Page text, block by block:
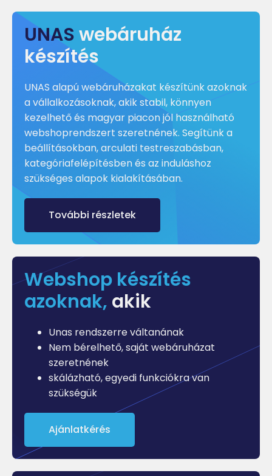
UNASwebáruház
készítés
UNAS alapú webáruházakat készítünk azoknak
a vállalkozásoknak, akik stabil, könnyen
kezelhető és magyar piacon jól használható
webshoprendszert szeretnének. Segítünk a
beállításokban, arculati testreszabásban,
kategóriafelépítésben és az induláshoz
szükséges alapok kialakításában.
További részletek
Webshop készítés
azoknak, akik
Unas rendszerre váltanának
Nem bérelhető, saját webáruházat
szeretnének
skálázható, egyedi funkciókra van
szükségük
Ajánlatkérés